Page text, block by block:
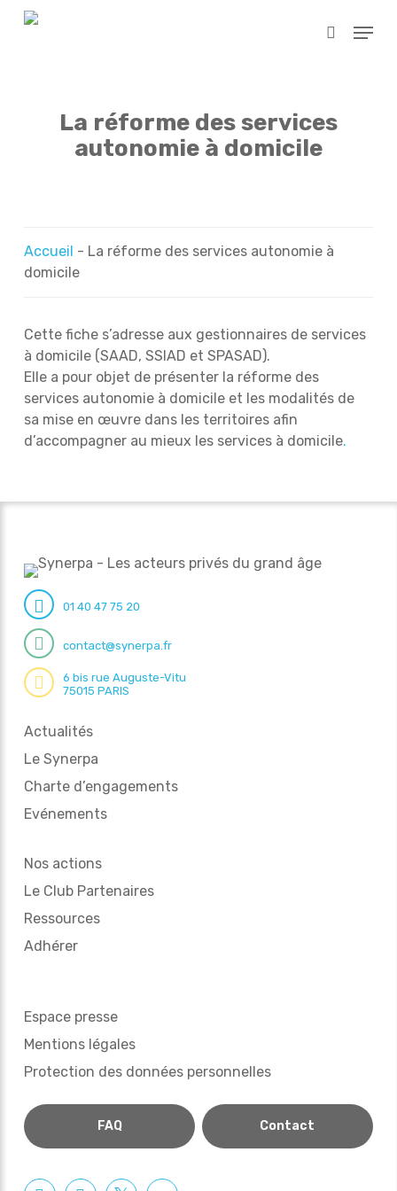
Skip
search
Menu
La réforme des services
autonomie à domicile
Accueil - La réforme des services autonomie à
domicile
Cette fiche s’adresse aux gestionnaires de services
à domicile (SAAD, SSIAD et SPASAD).
Elle a pour objet de présenter la réforme des
services autonomie à domicile et les modalités de
sa mise en œuvre dans les territoires afin
d’accompagner au mieux les services à domicile.
01 40 47 75 20
contact@synerpa.fr
6 bis rue Auguste-Vitu
75015 PARIS
Actualités
Le Synerpa
Charte d’engagements
Evénements
Nos actions
Le Club Partenaires
Ressources
Adhérer
Espace presse
Mentions légales
Protection des données personnelles
FAQ Contact